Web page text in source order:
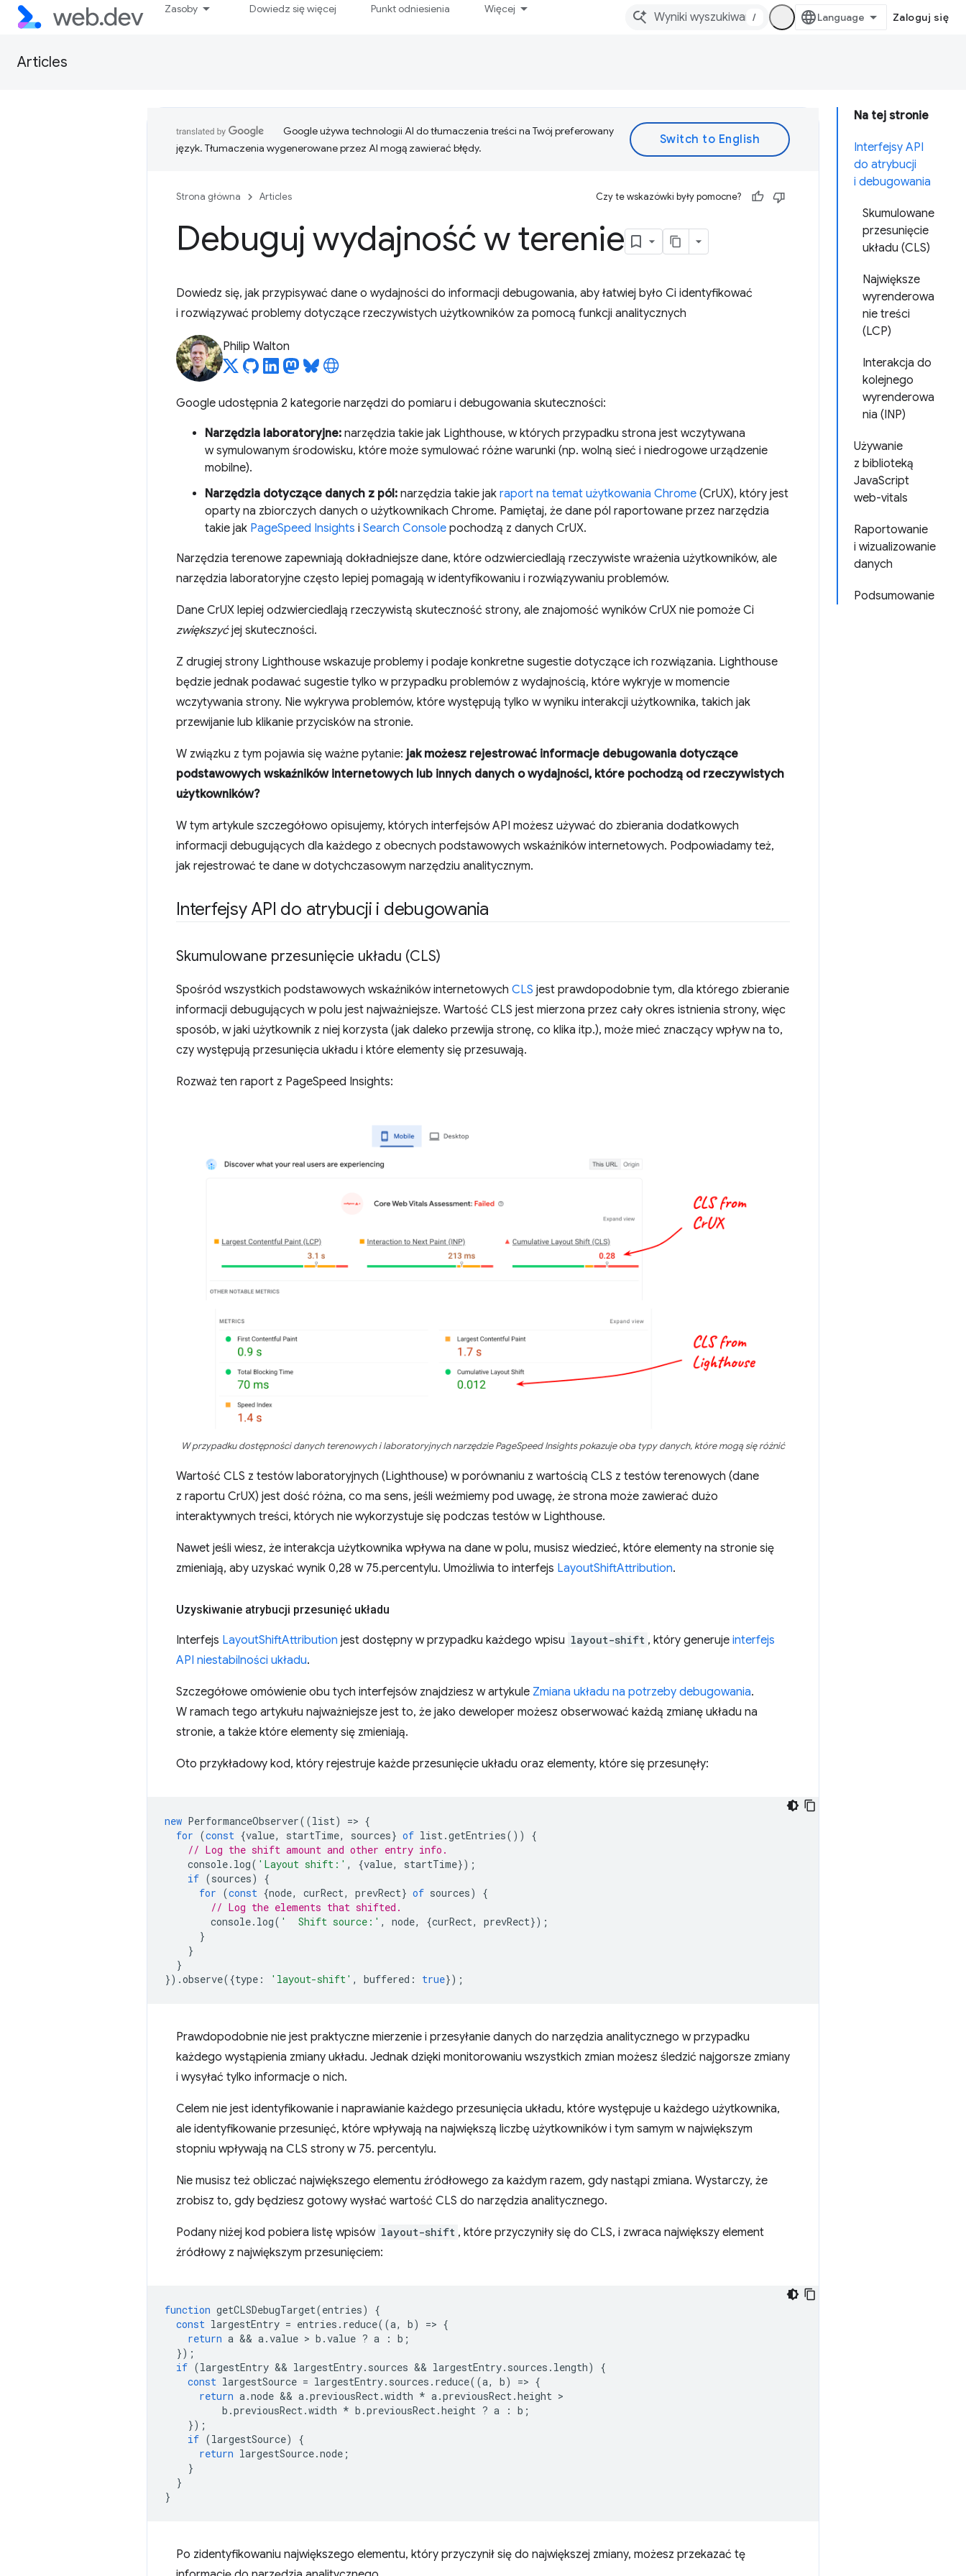
Zasoby Dowiedz się więcej Punkt odniesienia Więcej
/ Zaloguj się
Articles
Na tej stronie
Interfejsy API
do atrybucji
i debugowania
Skumulowane
przesunięcie
układu (CLS)
Największe
wyrenderowa
nie treści
(LCP)
Interakcja do
kolejnego
wyrenderowa
nia (INP)
Używanie
z biblioteką
JavaScript
web-vitals
Raportowanie
i wizualizowanie
danych
Podsumowanie
Google używa technologii AI do tłumaczenia treści na Twój preferowany
język. Tłumaczenia wygenerowane przez AI mogą zawierać błędy.
Strona główna Articles Czy te wskazówki były pomocne?
Debuguj wydajność w terenie
Dowiedz się, jak przypisywać dane o wydajności do informacji debugowania, aby łatwiej było Ci identyfikować
i rozwiązywać problemy dotyczące rzeczywistych użytkowników za pomocą funkcji analitycznych
Philip Walton
Google udostępnia 2 kategorie narzędzi do pomiaru i debugowania skuteczności:
Narzędzia laboratoryjne: narzędzia takie jak Lighthouse, w których przypadku strona jest wczytywana
w symulowanym środowisku, które może symulować różne warunki (np. wolną sieć i niedrogowe urządzenie
mobilne).
Narzędzia dotyczące danych z pól: narzędzia takie jak raport na temat użytkowania Chrome (CrUX), który jest
oparty na zbiorczych danych o użytkownikach Chrome. Pamiętaj, że dane pól raportowane przez narzędzia
takie jak PageSpeed Insights i Search Console pochodzą z danych CrUX.
Narzędzia terenowe zapewniają dokładniejsze dane, które odzwierciedlają rzeczywiste wrażenia użytkowników, ale
narzędzia laboratoryjne często lepiej pomagają w identyfikowaniu i rozwiązywaniu problemów.
Dane CrUX lepiej odzwierciedlają rzeczywistą skuteczność strony, ale znajomość wyników CrUX nie pomoże Ci
zwiększyćjej skuteczności.
Z drugiej strony Lighthouse wskazuje problemy i podaje konkretne sugestie dotyczące ich rozwiązania. Lighthouse
będzie jednak podawać sugestie tylko w przypadku problemów z wydajnością, które wykryje w momencie
wczytywania strony. Nie wykrywa problemów, które występują tylko w wyniku interakcji użytkownika, takich jak
przewijanie lub klikanie przycisków na stronie.
W związku z tym pojawia się ważne pytanie: jak możesz rejestrować informacje debugowania dotyczące
podstawowych wskaźników internetowych lub innych danych o wydajności, które pochodzą od rzeczywistych
użytkowników?
W tym artykule szczegółowo opisujemy, których interfejsów API możesz używać do zbierania dodatkowych
informacji debugujących dla każdego z obecnych podstawowych wskaźników internetowych. Podpowiadamy też,
jak rejestrować te dane w dotychczasowym narzędziu analitycznym.
Interfejsy API do atrybucji i debugowania
Skumulowane przesunięcie układu (CLS)
Spośród wszystkich podstawowych wskaźników internetowych CLS jest prawdopodobnie tym, dla którego zbieranie
informacji debugujących w polu jest najważniejsze. Wartość CLS jest mierzona przez cały okres istnienia strony, więc
sposób, w jaki użytkownik z niej korzysta (jak daleko przewija stronę, co klika itp.), może mieć znaczący wpływ na to,
czy występują przesunięcia układu i które elementy się przesuwają.
Rozważ ten raport z PageSpeed Insights:
W przypadku dostępności danych terenowych i laboratoryjnych narzędzie PageSpeed Insights pokazuje oba typy danych, które mogą się różnić
Wartość CLS z testów laboratoryjnych (Lighthouse) w porównaniu z wartością CLS z testów terenowych (dane
z raportu CrUX) jest dość różna, co ma sens, jeśli weźmiemy pod uwagę, że strona może zawierać dużo
interaktywnych treści, których nie wykorzystuje się podczas testów w Lighthouse.
Nawet jeśli wiesz, że interakcja użytkownika wpływa na dane w polu, musisz wiedzieć, które elementy na stronie się
zmieniają, aby uzyskać wynik 0,28 w 75.percentylu. Umożliwia to interfejs LayoutShiftAttribution.
Uzyskiwanie atrybucji przesunięć układu
Interfejs LayoutShiftAttribution jest dostępny w przypadku każdego wpisu layout-shift , który generuje interfejs
API niestabilności układu.
Szczegółowe omówienie obu tych interfejsów znajdziesz w artykule Zmiana układu na potrzeby debugowania.
W ramach tego artykułu najważniejsze jest to, że jako deweloper możesz obserwować każdą zmianę układu na
stronie, a także które elementy się zmieniają.
Oto przykładowy kod, który rejestruje każde przesunięcie układu oraz elementy, które się przesunęły:
new PerformanceObserver((list) => {
for (const {value, startTime, sources} of list.getEntries())
{
// Log the shift amount and other entry info.
console. log( 'Layout shift:' , {value, startTime});
if (sources)
{
for (const {node, curRect, prevRect} of sources)
{
// Log the elements that shifted.
console. log( '  Shift source:' , node, {curRect, prevRect});
}
}
}
}).observe({type : 'layout-shift' , buffered : true});
Prawdopodobnie nie jest praktyczne mierzenie i przesyłanie danych do narzędzia analitycznego w przypadku
każdego wystąpienia zmiany układu. Jednak dzięki monitorowaniu wszystkich zmian możesz śledzić najgorsze zmiany
i wysyłać tylko informacje o nich.
Celem nie jest identyfikowanie i naprawianie każdego przesunięcia układu, które występuje u każdego użytkownika,
ale identyfikowanie przesunięć, które wpływają na największą liczbę użytkowników i tym samym w największym
stopniu wpływają na CLS strony w 75. percentylu.
Nie musisz też obliczać największego elementu źródłowego za każdym razem, gdy nastąpi zmiana. Wystarczy, że
zrobisz to, gdy będziesz gotowy wysłać wartość CLS do narzędzia analitycznego.
Podany niżej kod pobiera listę wpisów layout-shift , które przyczyniły się do CLS, i zwraca największy element
źródłowy z największym przesunięciem:
function getCLSDebugTarget(entries)
{
const largestEntry = entries . reduce((a, b) => {
return a && a.value > b .value ? a : b ;
});
if (largestEntry && largestEntry. sources && largestEntry. sources . length)
{
const largestSource = largestEntry. sources . reduce((a, b) => {
return a.node && a.previousRect.width * a.previousRect.height
b .previousRect.width * b .previousRect.height ? a : b ;
});
if (largestSource)
{
return largestSource.node ;
}
}
}
Po zidentyfikowaniu największego elementu, który przyczynił się do największej zmiany, możesz przekazać tę